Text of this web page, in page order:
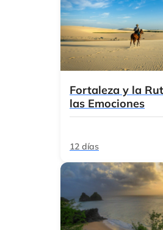
Fortaleza y la
las Emociones
12 días